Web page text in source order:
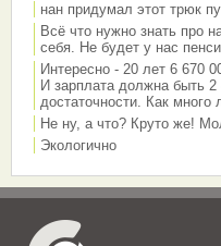
нан придумал этот трюк
Всё что нужно знать про
себя. Не будет у нас
Интересно - 20 лет 6 670
И зарплата должна быть
достаточности. Как
Не ну, а что? Круто же!
Экологично